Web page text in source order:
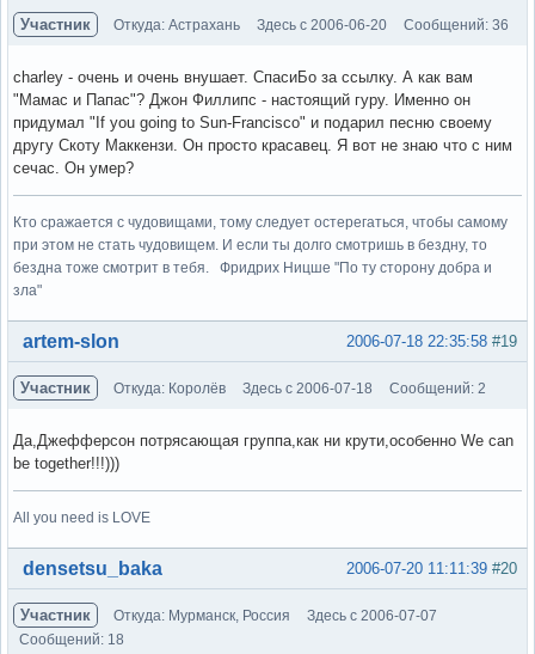
Участник Откуда: Астрахань Здесь с 2006-06-20 Сообщений: 36
charley - очень и очень внушает. СпасиБо за ссылку. А как вам
"Мамас и Папас"? Джон Филлипс - настоящий гуру. Именно он
придумал "If you going to Sun-Francisco" и подарил песню своему
другу Скоту Маккензи. Он просто красавец. Я вот не знаю что с ним
сечас. Он умер?
Кто сражается с чудовищами, тому следует остерегаться, чтобы самому
при этом не стать чудовищем. И если ты долго смотришь в бездну, то
бездна тоже смотрит в тебя. Фридрих Ницше "По ту сторону добра и
зла"
Вне форума #19
2006-07-18 22:35:58
artem-slon
Участник Откуда: Королёв Здесь с 2006-07-18 Сообщений: 2
Да,Джефферсон потрясающая группа,как ни крути,особенно We can
be together!!!)))
All you need is LOVE
Вне форума #20
2006-07-20 11:11:39
densetsu_baka
Участник Откуда: Мурманск, Россия
Здесь с 2006-07-07
Сообщений: 18